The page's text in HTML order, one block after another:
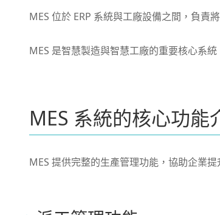
MES 位於 ERP 系統與工廠設備之間，負責
MES 是智慧製造與智慧工廠的重要核心系統
MES 系統的核心功能
MES 提供完整的生產管理功能，協助企業提